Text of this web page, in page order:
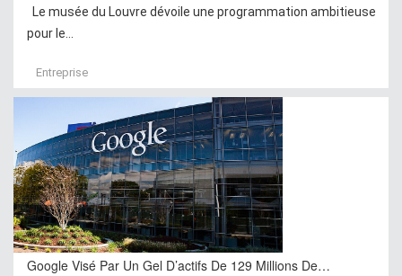
Le musée du Louvre dévoile une programmation ambitieuse
pour le...
Entreprise
Google Visé Par Un Gel D’actifs De 129 Millions De…